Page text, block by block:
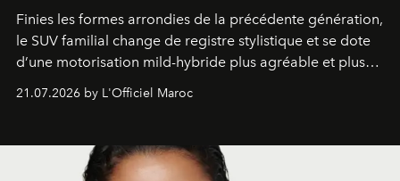
Finies les formes arrondies de la précédente génération,
le SUV familial change de registre stylistique et se dote
d’une motorisation mild-hybride plus agréable et plus
économe. à n’en pas douter, le nouveau C5 Aircross a
gagné en maturité.
21.07.2026 by L'Officiel Maroc